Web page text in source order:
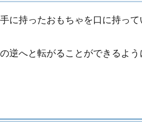
に持ったおもちゃを口に持って
逆へと転がることができるよう